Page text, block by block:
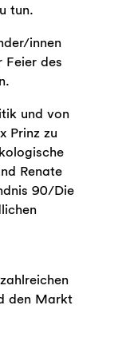
tun.
innen
Feier des
und von
Prinz zu
Renate
90/Die
den Markt